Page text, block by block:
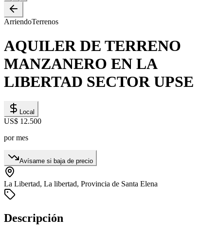
ArriendoTerrenos
AQUILER DE TERRENO
MANZANERO EN LA
LIBERTAD SECTOR UPSE
Local
US$ 12.500
por mes
Avísame si baja de precio
La Libertad, La libertad, Provincia de Santa Elena
Descripción